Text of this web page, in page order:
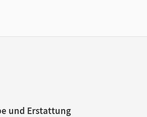
und Erstattung